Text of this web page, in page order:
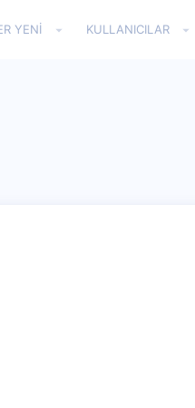
YENI KULLANICILAR